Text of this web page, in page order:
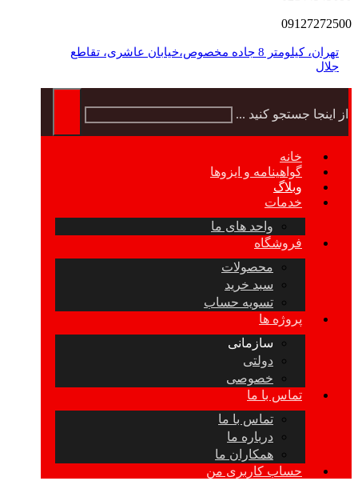
09127272500
تهران، کیلومتر 8 جاده مخصوص،خیابان عاشری، تقاطع
جلال
از اینجا جستجو کنید ...
خانه
گواهینامه و ایزوها
وبلاگ
خدمات
واحد های ما
فروشگاه
محصولات
سبد خرید
تسویه حساب
پروژه ها
سازمانی
دولتی
خصوصی
تماس با ما
تماس با ما
درباره ما
همکاران ما
حساب کاربری من